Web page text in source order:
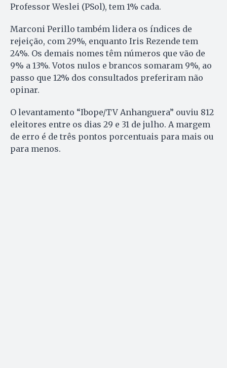
Professor Weslei (PSol), tem 1% cada.
Marconi Perillo também lidera os índices de
rejeição, com 29%, enquanto Iris Rezende tem
24%. Os demais nomes têm números que vão de
9% a 13%. Votos nulos e brancos somaram 9%, ao
passo que 12% dos consultados preferiram não
opinar.
O levantamento “Ibope/TV Anhanguera” ouviu 812
eleitores entre os dias 29 e 31 de julho. A margem
de erro é de três pontos porcentuais para mais ou
para menos.